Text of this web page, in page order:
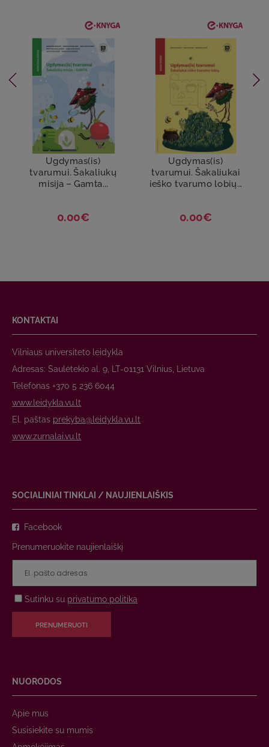
Ugdymas(is)
tvarumui. Šakaliukų
misija – Gamta...
0.00€
Ugdymas(is)
tvarumui. Šakaliukai
ieško tvarumo lobių...
0.00€
KONTAKTAI
Vilniaus universiteto leidykla
Adresas: Saulėtekio al. 9, LT-01131 Vilnius, Lietuva
Telefonas +370 5 236 6044
www.leidykla.vu.lt
El. paštas prekyba@leidykla.vu.lt
www.zurnalai.vu.lt
SOCIALINIAI TINKLAI / NAUJIENLAIŠKIS
Facebook
Prenumeruokite naujienlaiškį
Sutinku su privatumo politika
PRENUMERUOTI
NUORODOS
Apie mus
Susisiekite su mumis